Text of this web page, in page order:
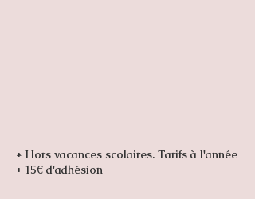
* Hors vacances scolaires. Tarifs à l'année
+ 15€ d'adhésion